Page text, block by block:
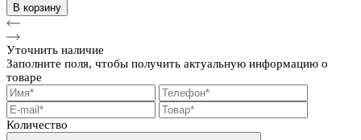
В корзину
Уточнить наличие
Заполните поля, чтобы получить актуальную информацию о
товаре
Количество